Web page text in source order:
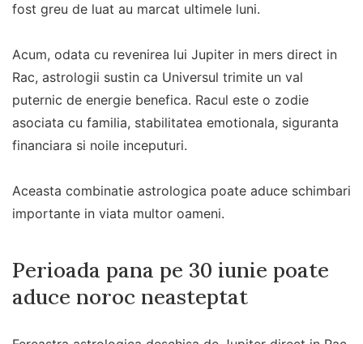
fost greu de luat au marcat ultimele luni.
Acum, odata cu revenirea lui Jupiter in mers direct in
Rac, astrologii sustin ca Universul trimite un val
puternic de energie benefica. Racul este o zodie
asociata cu familia, stabilitatea emotionala, siguranta
financiara si noile inceputuri.
Aceasta combinatie astrologica poate aduce schimbari
importante in viata multor oameni.
Perioada pana pe 30 iunie poate
aduce noroc neasteptat